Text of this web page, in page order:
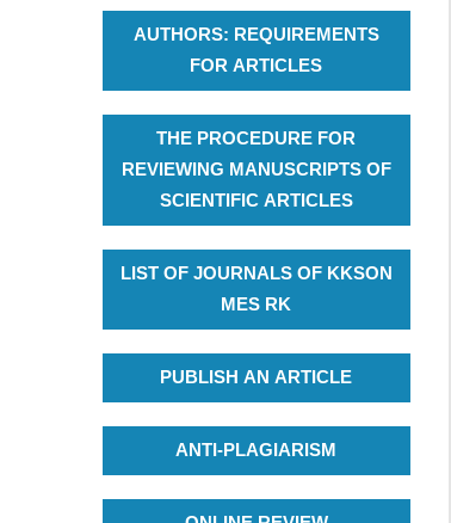
AUTHORS: REQUIREMENTS
FOR ARTICLES
THE PROCEDURE FOR
REVIEWING MANUSCRIPTS OF
SCIENTIFIC ARTICLES
LIST OF JOURNALS OF KKSON
MES RK
PUBLISH AN ARTICLE
ANTI-PLAGIARISM